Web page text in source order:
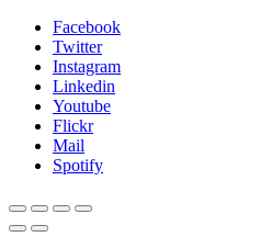
Facebook
Twitter
Instagram
Linkedin
Youtube
Flickr
Mail
Spotify